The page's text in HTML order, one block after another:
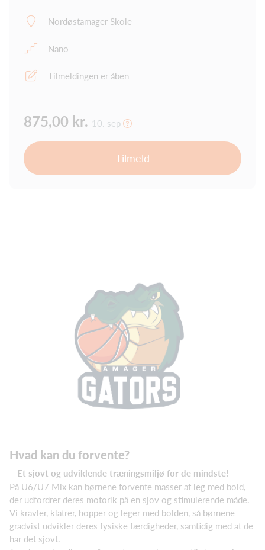
Nordøstamager Skole
Nano
Tilmeldingen er åben
875,00 kr. 10. sep
Tilmeld
Hvad kan du forvente?
– Et sjovt og udviklende træningsmiljø for de mindste!
På U6/U7 Mix kan børnene forvente masser af leg med bold,
der udfordrer deres motorik på en sjov og stimulerende måde.
Vi kravler, klatrer, hopper og leger med bolden, så børnene
gradvist udvikler deres fysiske færdigheder, samtidig med at de
har det sjovt.